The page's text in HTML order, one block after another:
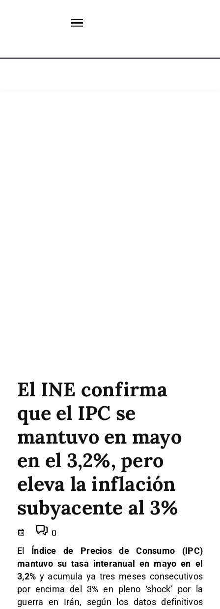
El INE confirma
que el IPC se
mantuvo en mayo
en el 3,2%, pero
eleva la inflación
subyacente al 3%
0
El Índice de Precios de Consumo (IPC)
mantuvo su tasa interanual en mayo en el
3,2% y acumula ya tres meses consecutivos
por encima del 3% en pleno ‘shock’ por la
guerra en Irán, según los datos definitivos